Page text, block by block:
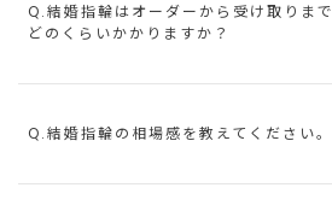
Q.結婚指輪はオーダーから受け取りまで
どのくらいかかりますか？
Q.結婚指輪の相場感を教えてください。